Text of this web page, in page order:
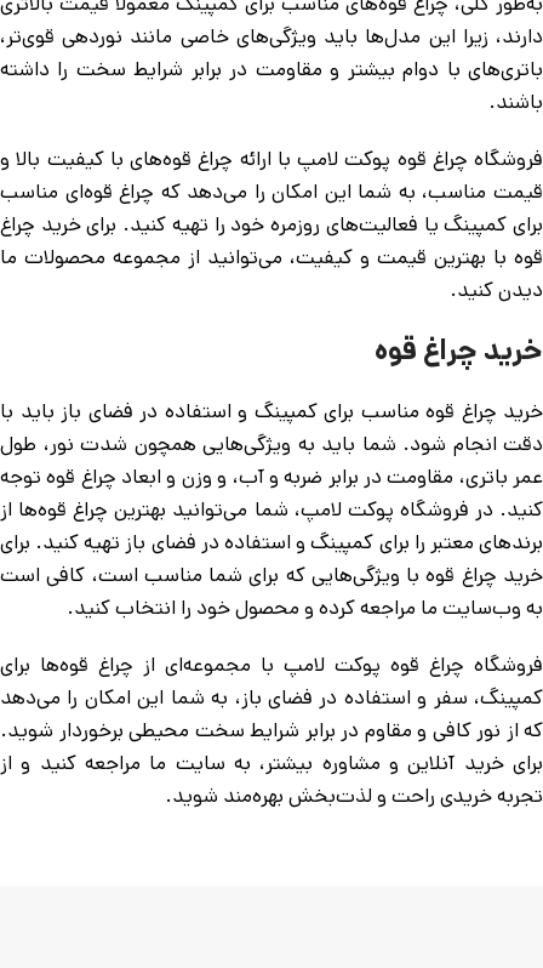
دارند، زیرا این مدل‌ها باید ویژگی‌های خاصی مانند نوردهی قوی‌تر،
باتری‌های با دوام بیشتر و مقاومت در برابر شرایط سخت را داشته
باشند.
فروشگاه چراغ قوه پوکت لامپ با ارائه چراغ قوه‌های با کیفیت بالا و
قیمت مناسب، به شما این امکان را می‌دهد که چراغ قوه‌ای مناسب
برای کمپینگ یا فعالیت‌های روزمره خود را تهیه کنید. برای خرید چراغ
قوه با بهترین قیمت و کیفیت، می‌توانید از مجموعه محصولات ما
دیدن کنید.
خرید چراغ قوه
خرید چراغ قوه مناسب برای کمپینگ و استفاده در فضای باز باید با
دقت انجام شود. شما باید به ویژگی‌هایی همچون شدت نور، طول
عمر باتری، مقاومت در برابر ضربه و آب، و وزن و ابعاد چراغ قوه توجه
کنید. در فروشگاه پوکت لامپ، شما می‌توانید بهترین چراغ قوه‌ها از
برندهای معتبر را برای کمپینگ و استفاده در فضای باز تهیه کنید. برای
خرید چراغ قوه با ویژگی‌هایی که برای شما مناسب است، کافی است
به وب‌سایت ما مراجعه کرده و محصول خود را انتخاب کنید.
فروشگاه چراغ قوه پوکت لامپ با مجموعه‌ای از چراغ قوه‌ها برای
کمپینگ، سفر و استفاده در فضای باز، به شما این امکان را می‌دهد
که از نور کافی و مقاوم در برابر شرایط سخت محیطی برخوردار شوید.
برای خرید آنلاین و مشاوره بیشتر، به سایت ما مراجعه کنید و از
تجربه خریدی راحت و لذت‌بخش بهره‌مند شوید.